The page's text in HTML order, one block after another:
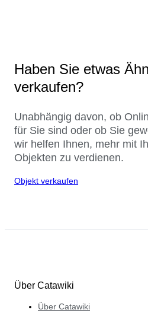
Haben Sie etwas
verkaufen?
Unabhängig davon, ob
für Sie sind oder ob Sie
wir helfen Ihnen, mehr mit
Objekten zu verdienen.
Objekt verkaufen
Über Catawiki
Über Catawiki